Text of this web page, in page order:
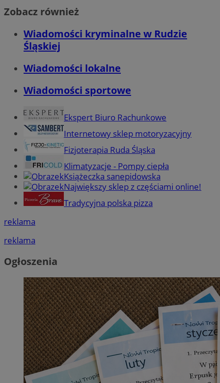
Zobacz również
Wiadomości kryminalne w Rudzie
Śląskiej
Wiadomości lokalne
Wiadomości sportowe
Ekspert Biuro Rachunkowe
Internetowy sklep motoryzacyjny
Fizjoterapia Ruda Śląska
Klimatyzacje - Pompy ciepła
Książeczka sanepidowska
Największy sklep z częściami online!
Tradycyjna polska pizza
reklama
reklama
Ogłoszenia